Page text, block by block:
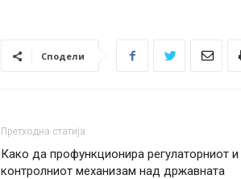
Сподели
Претходна статија
Како да профункционира регулаторниот и
контролниот механизам над државната